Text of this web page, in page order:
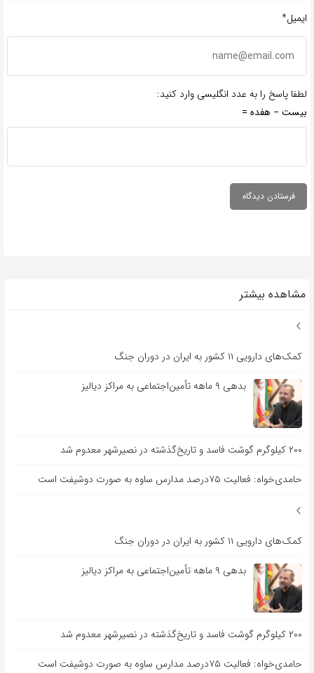
ایمیل*
لطفا پاسخ را به عدد انگلیسی وارد کنید:
بیست − هفده =
مشاهده بیشتر
کمک‌های دارویی ۱۱ کشور به ایران در دوران جنگ
بدهی ۹ ماهه تأمین‌اجتماعی به مراکز دیالیز
۲۰۰ کیلوگرم گوشت فاسد و تاریخ‌گذشته در نصیرشهر معدوم شد
حامدی‌خواه: فعالیت ۷۵درصد مدارس ساوه به صورت دوشیفت است
کمک‌های دارویی ۱۱ کشور به ایران در دوران جنگ
بدهی ۹ ماهه تأمین‌اجتماعی به مراکز دیالیز
۲۰۰ کیلوگرم گوشت فاسد و تاریخ‌گذشته در نصیرشهر معدوم شد
حامدی‌خواه: فعالیت ۷۵درصد مدارس ساوه به صورت دوشیفت است